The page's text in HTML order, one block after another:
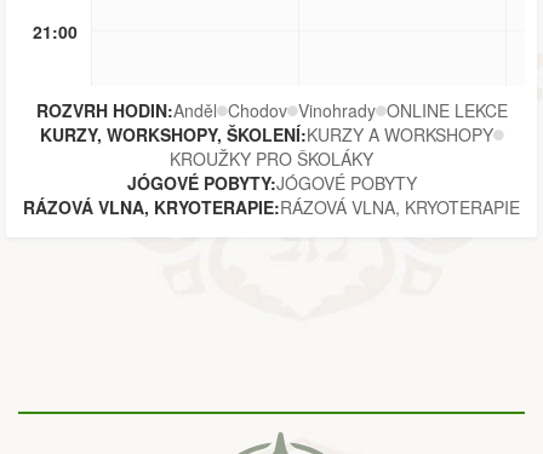
21:00
ROZVRH HODIN:Anděl Chodov Vinohrady ONLINE LEKCE
KURZY, WORKSHOPY, ŠKOLENÍ:KURZY A WORKSHOPY
KROUŽKY PRO ŠKOLÁKY
JÓGOVÉ POBYTY:JÓGOVÉ POBYTY
RÁZOVÁ VLNA, KRYOTERAPIE:RÁZOVÁ VLNA, KRYOTERAPIE